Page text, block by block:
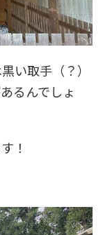
い取手（？）
るんでしょ
！